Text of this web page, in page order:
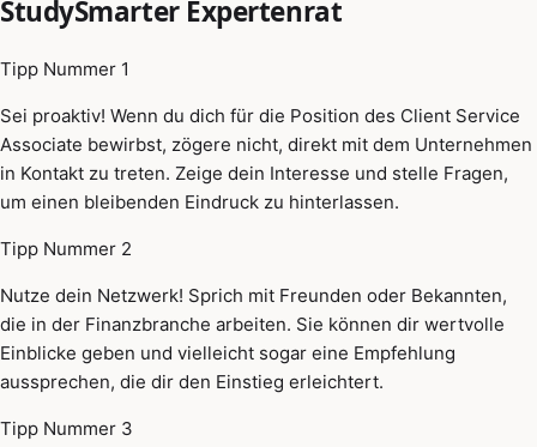
StudySmarter Expertenrat
Tipp Nummer 1
Sei proaktiv! Wenn du dich für die Position des Client Service
Associate bewirbst, zögere nicht, direkt mit dem Unternehmen
in Kontakt zu treten. Zeige dein Interesse und stelle Fragen,
um einen bleibenden Eindruck zu hinterlassen.
Tipp Nummer 2
Nutze dein Netzwerk! Sprich mit Freunden oder Bekannten,
die in der Finanzbranche arbeiten. Sie können dir wertvolle
Einblicke geben und vielleicht sogar eine Empfehlung
aussprechen, die dir den Einstieg erleichtert.
Tipp Nummer 3